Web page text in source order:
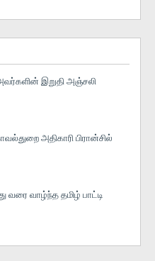
இறுதி அஞ்சலி
அதிகாரி பிரான்சில்
வரை வாழ்ந்த தமிழ் பாட்டி